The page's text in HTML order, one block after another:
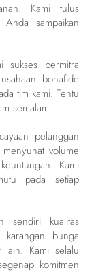
Kami tulus
sampaikan
sukses bermitra
bonafide
tim kami. Tentu
semalam.
pelanggan
volume
Kami
pada setiap
sendiri kualitas
karangan bunga
lain. Kami selalu
komitmen